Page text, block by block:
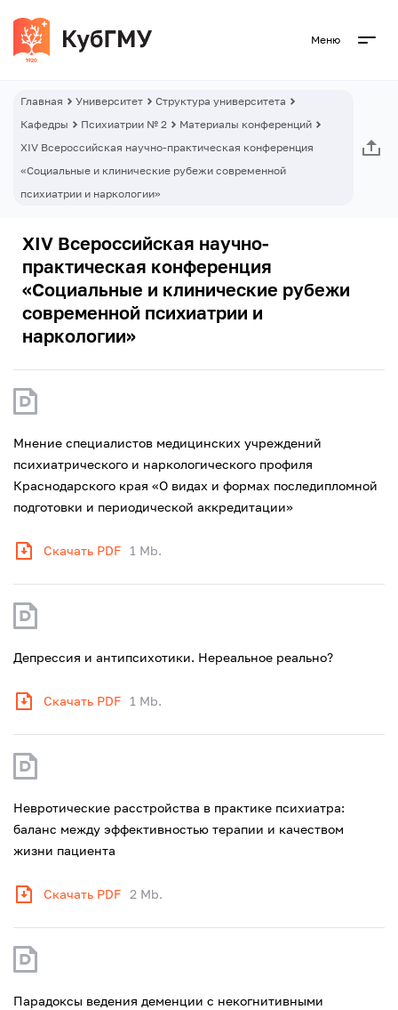
Меню
Главная Университет
Структура университета
Кафедры
Психиатрии № 2
Материалы конференций
XIV Всероссийская научно-практическая конференция
«Социальные и клинические рубежи современной
психиатрии и наркологии»
XIV Всероссийская научно-
практическая конференция
«Социальные и клинические рубежи
современной психиатрии и
наркологии»
Мнение специалистов медицинских учреждений
психиатрического и наркологического профиля
Краснодарского края «О видах и формах последипломной
подготовки и периодической аккредитации»
Скачать PDF 1 Mb.
Депрессия и антипсихотики. Нереальное реально?
Скачать PDF 1 Mb.
Невротические расстройства в практике психиатра:
баланс между эффективностью терапии и качеством
жизни пациента
Скачать PDF 2 Mb.
Парадоксы ведения деменции с некогнитивными